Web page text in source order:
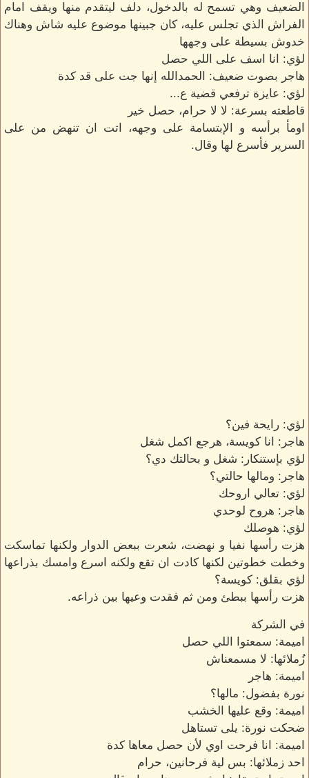
الضعيف وهي تسمح له بالدخول، دلف ليتقدم منها ويقف امام
الفراش الذي تجلس عليه، كان جبينها موضوع عليه شاش وهناك
خدوش بسيطة على وجهها
لؤي: انا اسف على اللي حصل
هاجر بصوت ضعيف: الحمدالله إنها جت على قد كدة
لؤي: عايزة ترفعي قضية ع...
قاطعته بسرعة: لا لا حرام، حصل خير
اومأ برأسه و الإبتسامة على وجهه، اتت ان تنهض من على
السرير فأسرع لها وقال.
لؤي: رايحة فين؟
هاجر: انا كويسة، هرجع اكمل شغل
لؤي بإستنكار: شغل و بحالتك دي؟
هاجر: ومالها حالتي؟
لؤي: تعالي اروحك
هاجر: هروح لوحدي
لؤي: هوصلك
هزت رأسها نفيا و نهضت، شعرت ببعض الدوار ولكنها تماسكت
وخطت خطوتين لكنها كادت ان تقع ولكنه اسرع وامسك بذراعها
لؤي بقلق: كويسة؟
هزت رأسها ببطئ ومن ثم فقدت وعيها بين ذراعه.
في الشركة
اميمة: سمعتوا اللي حصل
زُملائها: لا مسمعناش
اميمة: هاجر
نورة بفضول: مالها؟
اميمة: وقع عليها الخشب
ضحكت نورة: يلى تستاهل
اميمة: انا فرحت اوي لأن حصل معاها كدة
احد زملائها: بس لية فرحانين، حرام